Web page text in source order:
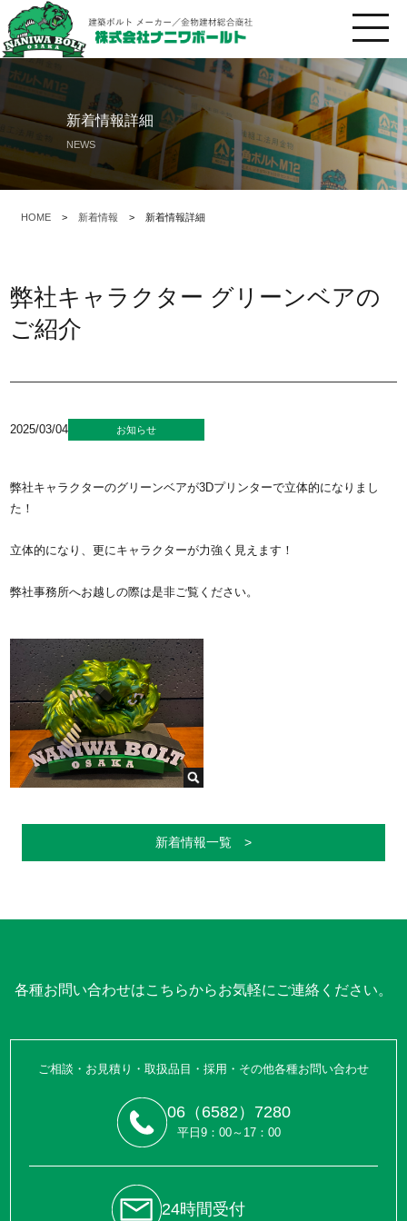
新着情報詳細
NEWS
HOME > 新着情報 > 新着情報詳細
弊社キャラクター グリーンベアの
ご紹介
2025/03/04 お知らせ
弊社キャラクターのグリーンベアが3Dプリンターで立体的になりまし
た！
立体的になり、更にキャラクターが力強く見えます！
弊社事務所へお越しの際は是非ご覧ください。
新着情報一覧 >
各種お問い合わせはこちらからお気軽にご連絡ください。
ご相談・お見積り・取扱品目・採用・その他各種お問い合わせ
06（6582）7280
平日9：00～17：00
24時間受付